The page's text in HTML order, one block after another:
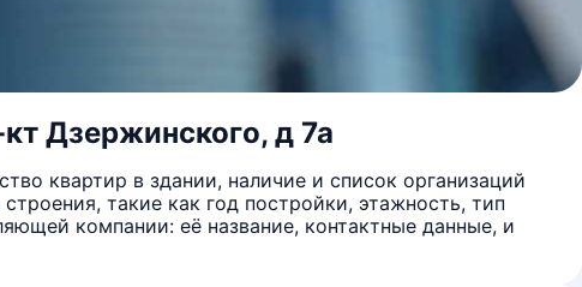
Дзержинского, д 7а
квартир в здании, наличие и список организаций
такие как год постройки, этажность, тип
компании: её название, контактные данные, и